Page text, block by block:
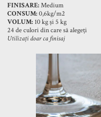
FINISARE:Medium
CONSUM:0,6kg/m2
VOLUM: 10 kg și 5 kg
24 de culori din care să alegeți
Utilizați doar ca finisaj